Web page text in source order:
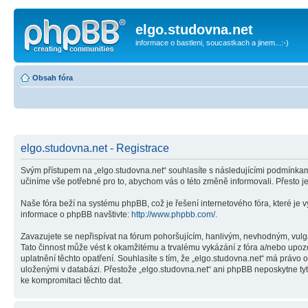
elgo.studovna.net
informace o bastleni, soucastkach a jinem...:-)
Obsah fóra
elgo.studovna.net - Registrace
Svým přístupem na „elgo.studovna.net“ souhlasíte s následujícími
učiníme vše potřebné pro to, abychom vás o této změně informovali. Přesto
Naše fóra beží na systému phpBB, což je řešení internetového fóra, které je
informace o phpBB navštivte: http://www.phpbb.com/.
Zavazujete se nepřispívat na fórum pohoršujícím, hanlivým, nevhodným,
Tato činnost může vést k okamžitému a trvalému vykázání z fóra a/nebo
uplatnění těchto opatření. Souhlasíte s tím, že „elgo.studovna.net“ má
uloženými v databázi. Přestože „elgo.studovna.net“ ani phpBB neposkytne
ke kompromitaci těchto dat.